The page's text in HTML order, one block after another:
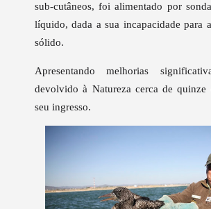
sub-cutâneos, foi alimentado por
líquido, dada a sua incapacidade para
sólido.
Apresentando melhorias
devolvido à Natureza cerca de quinze
seu ingresso.